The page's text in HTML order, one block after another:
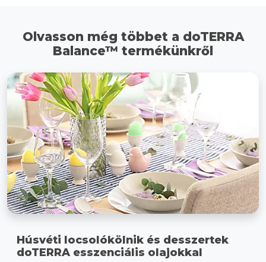
Olvasson még többet a doTERRA
Balance™ termékünkről
Húsvéti locsolókölnik és desszertek
doTERRA esszenciális olajokkal